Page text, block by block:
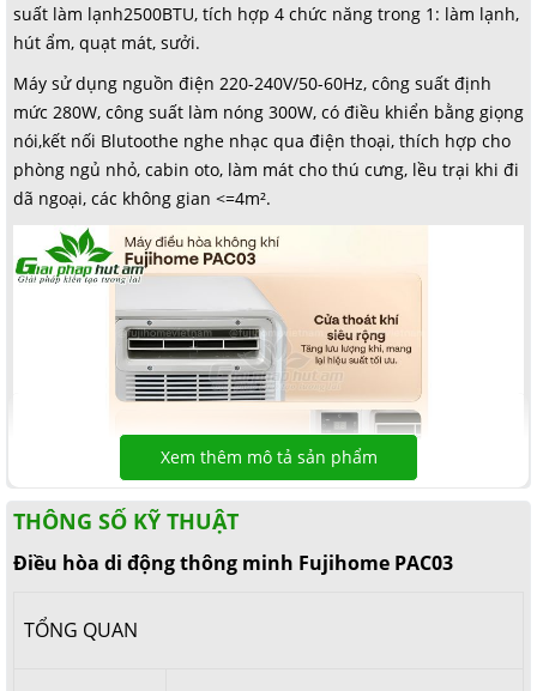
suất làm lạnh2500BTU, tích hợp 4 chức năng trong 1: làm lạnh,
hút ẩm, quạt mát, sưởi.
Máy sử dụng nguồn điện 220-240V/50-60Hz, công suất định
mức 280W, công suất làm nóng 300W, có điều khiển bằng giọng
nói,kết nối Blutoothe nghe nhạc qua điện thoại, thích hợp cho
phòng ngủ nhỏ, cabin oto, làm mát cho thú cưng, lều trại khi đi
dã ngoại, các không gian <=4m².
Tích hợp đa chức năng tiện lợi
Xem thêm mô tả sản phẩm
THÔNG SỐ KỸ THUẬT
Điều hòa di động thông minh Fujihome PAC03
TỔNG QUAN